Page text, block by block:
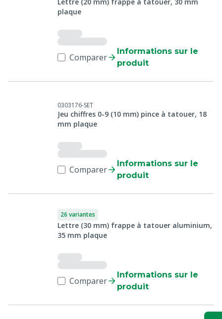
plaque
Comparer
Informations sur le
produit
0303176-SET
Jeu chiffres 0-9 (10 mm) pince à tatouer, 18
mm plaque
Comparer
Informations sur le
produit
26 variantes
Lettre (30 mm) frappe à tatouer aluminium,
35 mm plaque
Comparer
Informations sur le
produit